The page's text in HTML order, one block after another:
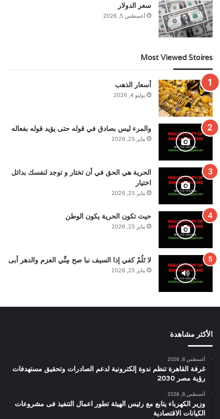
سعر الدولار
أغسطس 5, 2026
Most Viewed Stoires
أسعار الذهب
يوليو 4, 2026
والمرء ليس بصادق في قوله حتى يؤيد قوله بفعاله
يناير 25, 2026
الحرية هي الحق في أن تختار و توجد لنفسك بدائل
اختيار
يناير 25, 2026
حيث تكون الحرية يكون الوطن
يناير 25, 2026
لا تَلُمْ كفي إذا السيف نبا صح مِنِّي العزم والدهر أبى
يناير 25, 2026
الأكثر مشاهدة
أغسطس 6, 2026
غرفة القاهرة تنظم ندوة إلكترونية لدعم الصادرات وتحقيق مستهدفات
رؤية مصر 2030
أغسطس 6, 2026
وزير الكهرباء يتابع مع رئيس الهيئة تطور اعمال التنفيذ فى مشروعات
الكيانات الاقتصادية